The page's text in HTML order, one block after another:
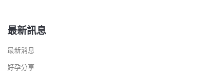
最新訊息
最新消息
好孕分享